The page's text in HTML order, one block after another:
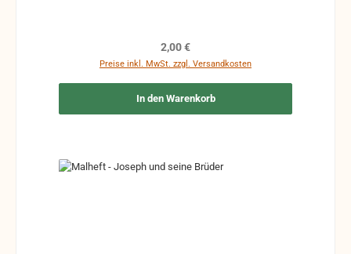
Regulärer Preis:
2,00 €
Preise inkl. MwSt. zzgl. Versandkosten
In den Warenkorb